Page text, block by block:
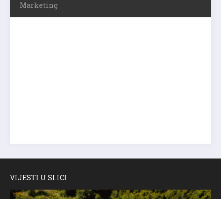
Marketing
VIJESTI U SLICI